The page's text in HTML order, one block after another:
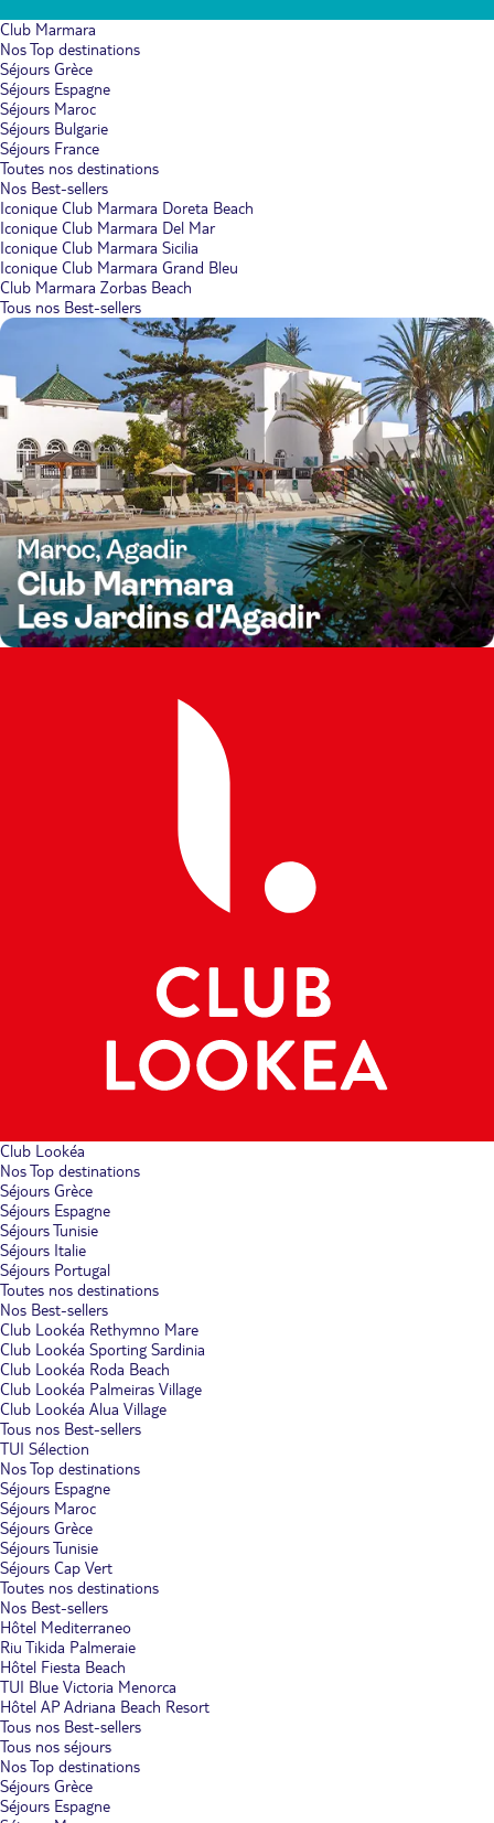
Club Marmara
Nos Top destinations
Séjours Grèce
Séjours Espagne
Séjours Maroc
Séjours Bulgarie
Séjours France
Toutes nos destinations
Nos Best-sellers
Iconique Club Marmara Doreta Beach
Iconique Club Marmara Del Mar
Iconique Club Marmara Sicilia
Iconique Club Marmara Grand Bleu
Club Marmara Zorbas Beach
Tous nos Best-sellers
Club Lookéa
Nos Top destinations
Séjours Grèce
Séjours Espagne
Séjours Tunisie
Séjours Italie
Séjours Portugal
Toutes nos destinations
Nos Best-sellers
Club Lookéa Rethymno Mare
Club Lookéa Sporting Sardinia
Club Lookéa Roda Beach
Club Lookéa Palmeiras Village
Club Lookéa Alua Village
Tous nos Best-sellers
TUI Sélection
Nos Top destinations
Séjours Espagne
Séjours Maroc
Séjours Grèce
Séjours Tunisie
Séjours Cap Vert
Toutes nos destinations
Nos Best-sellers
Hôtel Mediterraneo
Riu Tikida Palmeraie
Hôtel Fiesta Beach
TUI Blue Victoria Menorca
Hôtel AP Adriana Beach Resort
Tous nos Best-sellers
Tous nos séjours
Nos Top destinations
Séjours Grèce
Séjours Espagne